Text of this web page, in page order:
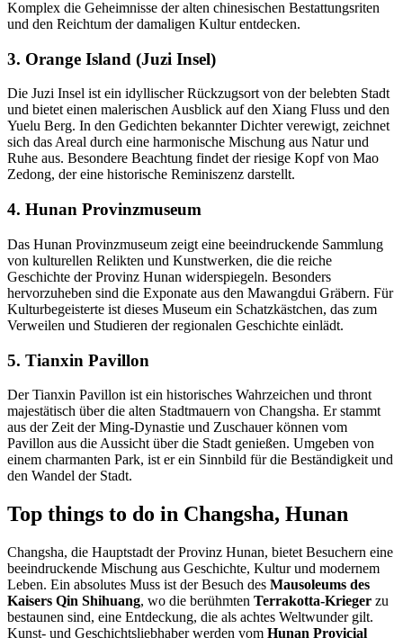
Komplex die Geheimnisse der alten chinesischen Bestattungsriten
und den Reichtum der damaligen Kultur entdecken.
3. Orange Island (Juzi Insel)
Die Juzi Insel ist ein idyllischer Rückzugsort von der belebten Stadt
und bietet einen malerischen Ausblick auf den Xiang Fluss und den
Yuelu Berg. In den Gedichten bekannter Dichter verewigt, zeichnet
sich das Areal durch eine harmonische Mischung aus Natur und
Ruhe aus. Besondere Beachtung findet der riesige Kopf von Mao
Zedong, der eine historische Reminiszenz darstellt.
4. Hunan Provinzmuseum
Das Hunan Provinzmuseum zeigt eine beeindruckende Sammlung
von kulturellen Relikten und Kunstwerken, die die reiche
Geschichte der Provinz Hunan widerspiegeln. Besonders
hervorzuheben sind die Exponate aus den Mawangdui Gräbern. Für
Kulturbegeisterte ist dieses Museum ein Schatzkästchen, das zum
Verweilen und Studieren der regionalen Geschichte einlädt.
5. Tianxin Pavillon
Der Tianxin Pavillon ist ein historisches Wahrzeichen und thront
majestätisch über die alten Stadtmauern von Changsha. Er stammt
aus der Zeit der Ming-Dynastie und Zuschauer können vom
Pavillon aus die Aussicht über die Stadt genießen. Umgeben von
einem charmanten Park, ist er ein Sinnbild für die Beständigkeit und
den Wandel der Stadt.
Top things to do in Changsha, Hunan
Changsha, die Hauptstadt der Provinz Hunan, bietet Besuchern eine
beeindruckende Mischung aus Geschichte, Kultur und modernem
Leben. Ein absolutes Muss ist der Besuch des Mausoleums des
Kaisers Qin Shihuang, wo die berühmten Terrakotta-Krieger zu
bestaunen sind, eine Entdeckung, die als achtes Weltwunder gilt.
Kunst- und Geschichtsliebhaber werden vom Hunan Provicial